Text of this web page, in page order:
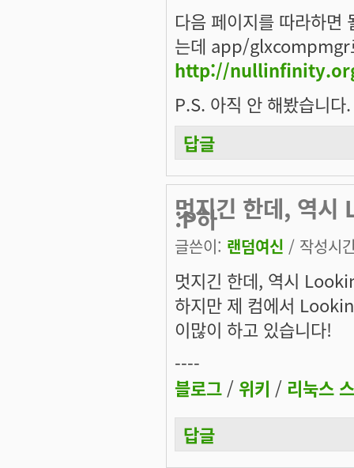
다음 페이지를 따라하
는데 app/glxcompmgr
http://
P.S. 아직 안 해봤습니다.
답글
멋지긴 한데, 역
:P하
글쓴이: 랜덤여신 / 작성시
멋지긴 한데, 역시
하지만 제 컴에서
이많이 하고 있습니다!
----
블로그 / 위키 / 리눅스
답글